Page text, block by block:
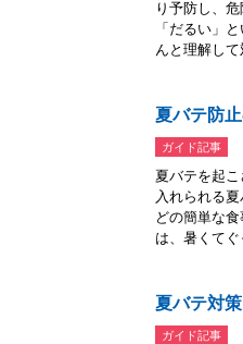
り予防し、
「だるい」
んと理解し
夏バテ防
ガイド記事
夏バテを起
入れられる
どの簡単な
は、暑くて
夏バテ対
ガイド記事